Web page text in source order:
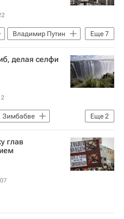
Еще7
Владимир Путин
Россия
делая селфи
Еще2
Зимбабве
глав